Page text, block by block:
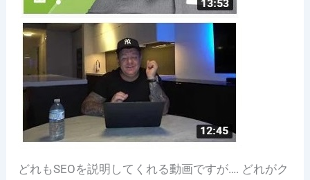
どれもSEOを説明してくれる動画ですが…. どれがク